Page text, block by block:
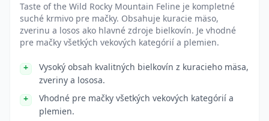
Taste of the Wild Rocky Mountain Feline je kompletné
suché krmivo pre mačky. Obsahuje kuracie mäso,
zverinu a losos ako hlavné zdroje bielkovín. Je vhodné
pre mačky všetkých vekových kategórií a plemien.
Vysoký obsah kvalitných bielkovín z kuracieho mäsa,
zveriny a lososa.
Vhodné pre mačky všetkých vekových kategórií a
plemien.